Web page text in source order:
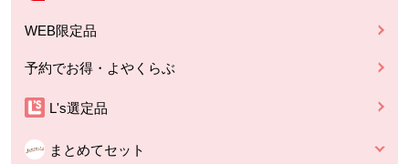
WEB限定品
予約でお得・よやくらぶ
L's選定品
まとめてセット